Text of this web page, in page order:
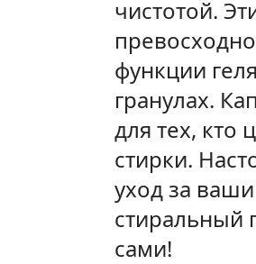
чистотой.
функции
гранулах.
для тех, кто
стирки.
уход за
стиральный
сами!